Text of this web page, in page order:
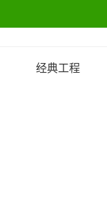
经典工程